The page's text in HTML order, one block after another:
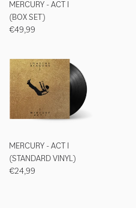
MERCURY - ACT I
(BOX SET)
€49,99
MERCURY - ACT I
(STANDARD VINYL)
€24,99